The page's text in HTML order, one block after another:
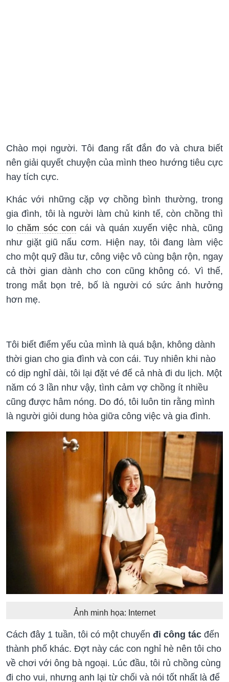
Chào mọi người. Tôi đang rất đắn đo và chưa biết
nên giải quyết chuyện của mình theo hướng tiêu cực
hay tích cực.
Khác với những cặp vợ chồng bình thường, trong
gia đình, tôi là người làm chủ kinh tế, còn chồng thì
lochăm sóc con cái và quán xuyến việc nhà, cũng
như giặt giũ nấu cơm. Hiện nay, tôi đang làm việc
cho một quỹ đầu tư, công việc vô cùng bận rộn, ngay
cả thời gian dành cho con cũng không có. Vì thế,
trong mắt bọn trẻ, bố là người có sức ảnh hưởng
hơn mẹ.
Tôi biết điểm yếu của mình là quá bận, không dành
thời gian cho gia đình và con cái. Tuy nhiên khi nào
có dịp nghỉ dài, tôi lại đặt vé để cả nhà đi du lịch. Một
năm có 3 lần như vậy, tình cảm vợ chồng ít nhiều
cũng được hâm nóng. Do đó, tôi luôn tin rằng mình
là người giỏi dung hòa giữa công việc và gia đình.
Ảnh minh họa: Internet
Cách đây 1 tuần, tôi có một chuyến đi công tác đến
thành phố khác. Đợt này các con nghỉ hè nên tôi cho
về chơi với ông bà ngoại. Lúc đầu, tôi rủ chồng cùng
đi cho vui, nhưng anh lại từ chối và nói tốt nhất là để